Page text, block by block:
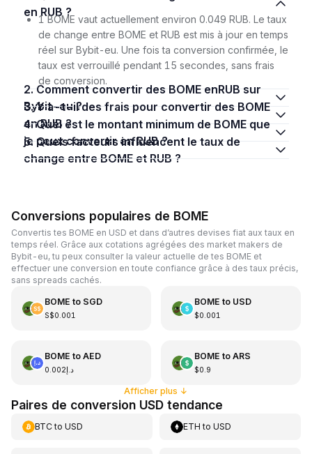
en RUB ?
1 BOME vaut actuellement environ 0.049 RUB. Le taux
de change entre BOME et RUB est mis à jour en temps
réel sur Bybit-eu. Une fois ta conversion confirmée, le
taux est verrouillé pendant 15 secondes, sans frais
de conversion.
2. Comment convertir des BOME enRUB sur
Bybit-eu ?
3. Y a-t-il des frais pour convertir des BOME
en RUB ?
4. Quel est le montant minimum de BOME que
je peux convertir en RUB ?
5. Quels facteurs influencent le taux de
change entre BOME et RUB ?
Conversions populaires de BOME
Convertis tes BOME en USD et dans d’autres devises fiat aux taux en
temps réel. Grâce aux cotations agrégées des market makers de
Bybit-eu, tu peux consulter la valeur actuelle de tes BOME et
effectuer une conversion en toute confiance grâce à des taux précis,
sans spreads cachés.
BOME to SGD
S$0.001
BOME to USD
$0.001
BOME to AED
د.إ0.002
BOME to ARS
$0.9
Afficher plus ↓
Paires de conversion USD tendance
BTCto USD ETH toUSD